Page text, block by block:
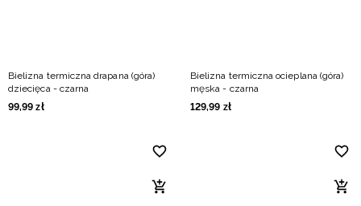
Bielizna termiczna drapana (góra)
dziecięca - czarna
99,99 zł
Bielizna termiczna ocieplana (góra)
męska - czarna
129,99 zł